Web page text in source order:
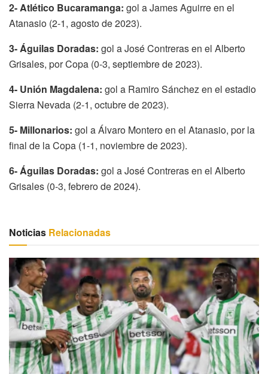
2- Atlético Bucaramanga: gol a James Aguirre en el
Atanasio (2-1, agosto de 2023).
3- Águilas Doradas: gol a José Contreras en el Alberto
Grisales, por Copa (0-3, septiembre de 2023).
4- Unión Magdalena: gol a Ramiro Sánchez en el estadio
Sierra Nevada (2-1, octubre de 2023).
5- Millonarios: gol a Álvaro Montero en el Atanasio, por la
final de la Copa (1-1, noviembre de 2023).
6- Águilas Doradas: gol a José Contreras en el Alberto
Grisales (0-3, febrero de 2024).
Noticias Relacionadas